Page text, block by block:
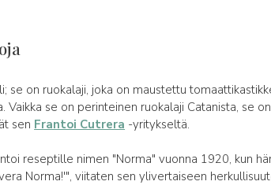
on ruokalaji, joka on maustettu
se on perinteinen ruokalaji Catanista, se
sen Frantoi Cutrera -yritykseltä.
reseptille nimen "Norma" vuonna 1920, kun
Norma!'", viitaten sen ylivertaiseen